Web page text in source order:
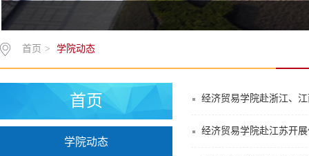
首页 > 学院动态
首页
学院动态
经济贸易学院赴浙江、
经济贸易学院赴江苏开